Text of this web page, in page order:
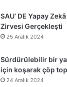
SAU’ DE Yapay Zekâ
Zirvesi Gerçekleşti
25 Aralık 2024
Sürdürülebilir bir
için koşarak çöp
24 Aralık 2024